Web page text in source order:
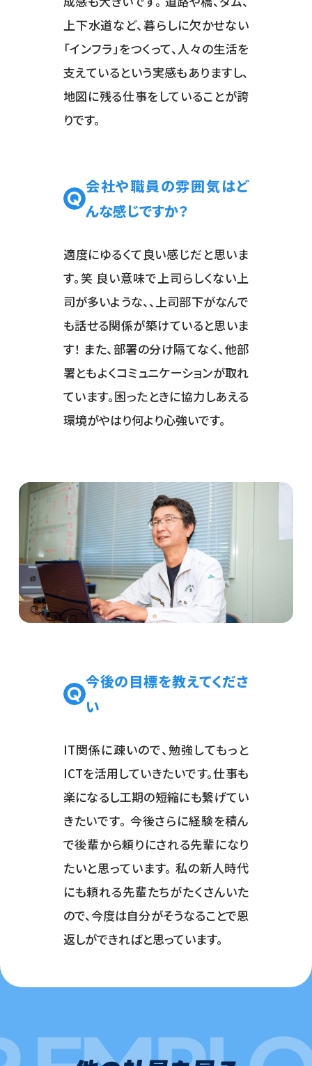
上下水道など、暮らしに欠かせない
「インフラ」をつくって、人々の生活を
支えているという実感もありますし、
地図に残る仕事をしていることが誇
りです。
会社や職員の雰囲気はど
んな感じですか？
適度にゆるくて良い感じだと思いま
す。笑 良い意味で上司らしくない上
司が多いような、、上司部下がなんで
も話せる関係が築けていると思いま
す！ また、部署の分け隔てなく、他部
署ともよくコミュニケーションが取れ
ています。困ったときに協力しあえる
環境がやはり何より心強いです。
今後の目標を教えてくださ
い
IT関係に疎いので、勉強してもっと
ICTを活用していきたいです。仕事も
楽になるし工期の短縮にも繋げてい
きたいです。 今後さらに経験を積ん
で後輩から頼りにされる先輩になり
たいと思っています。 私の新人時代
にも頼れる先輩たちがたくさんいた
ので、今度は自分がそうなることで恩
返しができればと思っています。